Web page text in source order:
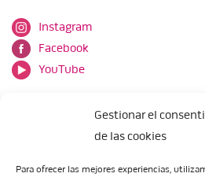
Gestionar el
de las cookies
Para ofrecer las mejores experiencias,
Instagram
Facebook
YouTube